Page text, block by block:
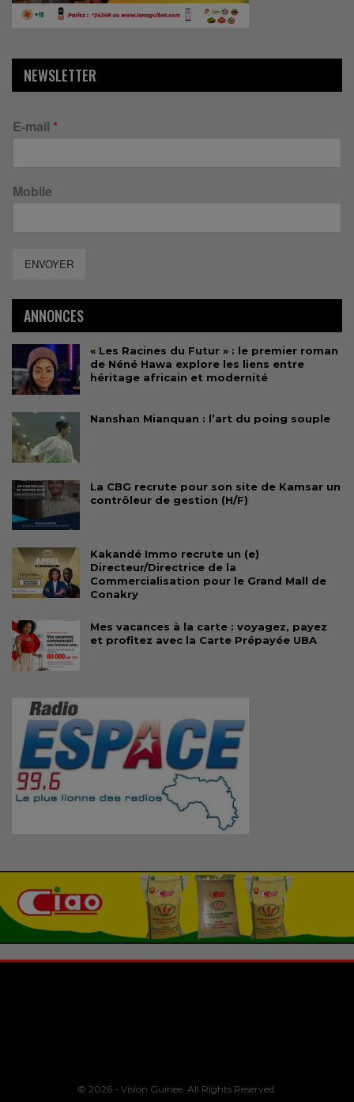
NEWSLETTER
E-mail *
Mobile
ENVOYER
ANNONCES
« Les Racines du Futur » : le premier roman
de Néné Hawa explore les liens entre
héritage africain et modernité
Nanshan Mianquan : l’art du poing souple
La CBG recrute pour son site de Kamsar un
contrôleur de gestion (H/F)
Kakandé Immo recrute un (e)
Directeur/Directrice de la
Commercialisation pour le Grand Mall de
Conakry
Mes vacances à la carte : voyagez, payez
et profitez avec la Carte Prépayée UBA
© 2026 - Vision Guinee. All Rights Reserved.